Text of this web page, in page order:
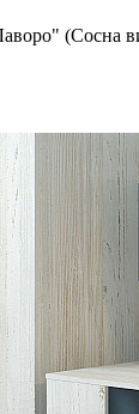
(Сосна